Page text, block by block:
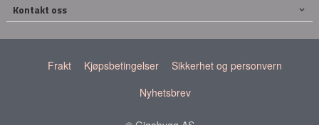
Kontakt oss
Frakt Kjøpsbetingelser
Sikkerhet og personvern
Nyhetsbrev